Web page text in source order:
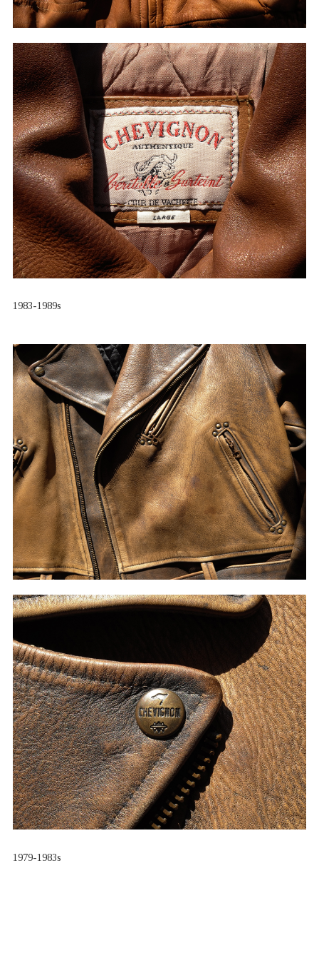
1983-1989s
1979-1983s